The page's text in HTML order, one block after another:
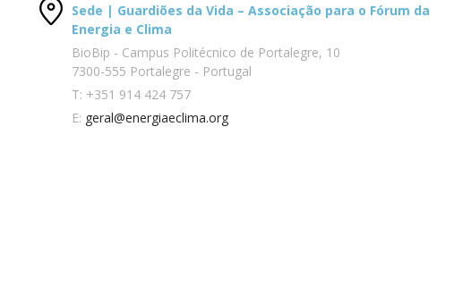
Sede | Guardiões da Vida – Associação para o Fórum da
Energia e Clima
BioBip - Campus Politécnico de Portalegre, 10
7300-555 Portalegre - Portugal
T: +351 914 424 757
E: geral@energiaeclima.org